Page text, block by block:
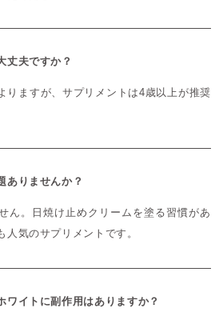
丈夫ですか？
りますが、サプリメントは4歳以上が推奨
ありませんか？
ん。日焼け止めクリームを塗る習慣があ
人気のサプリメントです。
ワイトに副作用はありますか？